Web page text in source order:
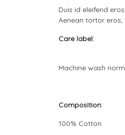
Duis id eleifend
Aenean tortor
Care label:
Machine wash
Composition:
100% Cotton